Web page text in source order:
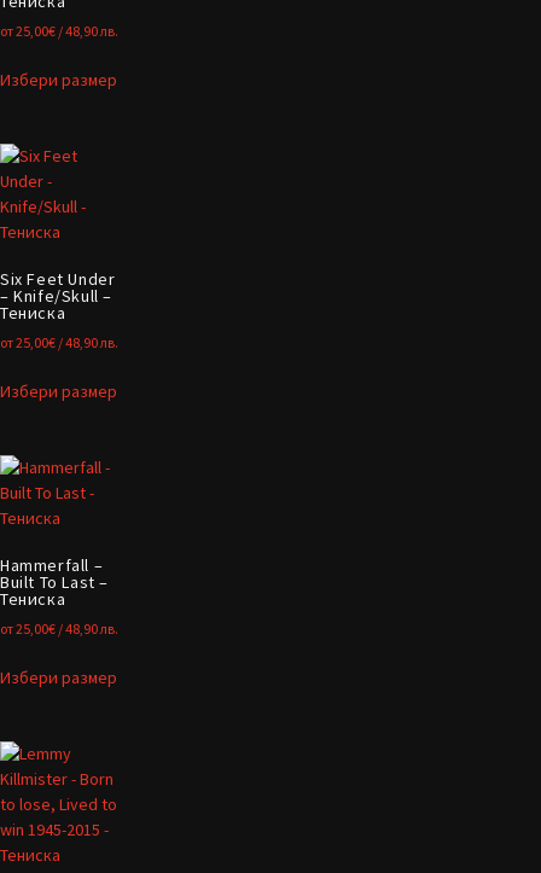
от25,00€ / 48,90 лв.
Избери размер
Six Feet Under
– Knife/Skull –
Тениска
от25,00€ / 48,90 лв.
Избери размер
Hammerfall –
Built To Last –
Тениска
от25,00€ / 48,90 лв.
Избери размер